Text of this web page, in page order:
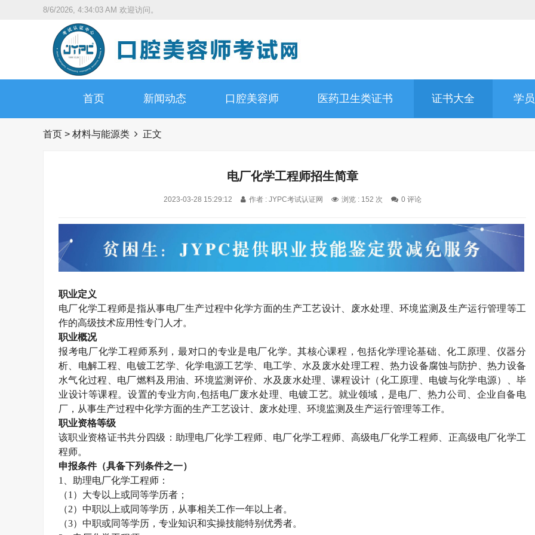
8/6/2026, 4:34:04 AM 欢迎访问。
首页 新闻动态 口腔美容师 医药卫生类证书 证书大全 学
首页 > 材料与能源类 正文
电厂化学工程师招生简章
2023-03-28 15:29:12 作者 : JYPC考试认证网 浏览 : 152 次 0 评论
职业定义
电厂化学工程师是指从事电厂生产过程中化学方面的生产工艺设计、废水处理、环境监测及生产运行管理等工
作的高级技术应用性专门人才。
职业概况
报考电厂化学工程师系列，最对口的专业是电厂化学。其核心课程，包括化学理论基础、化工原理、仪器分
析、电解工程、电镀工艺学、化学电源工艺学、电工学、水及废水处理工程、热力设备腐蚀与防护、热力设备
水气化过程、电厂燃料及用油、环境监测评价、水及废水处理、课程设计（化工原理、电镀与化学电源）、毕
业设计等课程。设置的专业方向 ,包括电厂废水处理、电镀工艺。就业领域，是电厂、热力公司、企业自备电
厂，从事生产过程中化学方面的生产工艺设计、废水处理、环境监测及生产运行管理等工作。
职业资格等级
该职业资格证书共分四级：助理电厂化学工程师、电厂化学工程师、高级电厂化学工程师、正高级电厂化学工
程师。
申报条件（具备下列条件之一）
1
、助理电厂化学工程师：
（1 ）大专以上或同等学历者；
（2）中职以上或同等学历，从事相关工作一年以上者。
（3）中职或同等学历，专业知识和实操技能特别优秀者。